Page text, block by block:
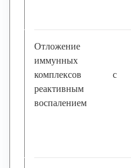
Отложение
иммунных
комплексов с
реактивным
воспалением